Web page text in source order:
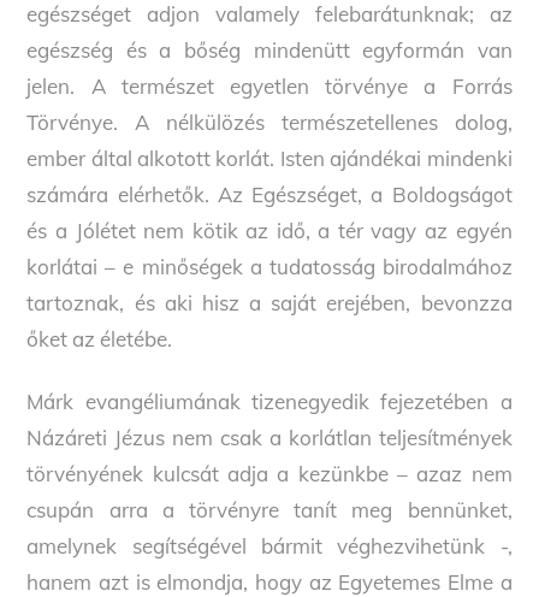
egészséget adjon valamely felebarátunknak; az
egészség és a bőség mindenütt egyformán van
jelen. A természet egyetlen törvénye a Forrás
Törvénye. A nélkülözés természetellenes dolog,
ember által alkotott korlát. Isten ajándékai mindenki
számára elérhetők. Az Egészséget, a Boldogságot
és a Jólétet nem kötik az idő, a tér vagy az egyén
korlátai – e minőségek a tudatosság birodalmához
tartoznak, és aki hisz a saját erejében, bevonzza
őket az életébe.
Márk evangéliumának tizenegyedik fejezetében a
Názáreti Jézus nem csak a korlátlan teljesítmények
törvényének kulcsát adja a kezünkbe – azaz nem
csupán arra a törvényre tanít meg bennünket,
amelynek segítségével bármit véghezvihetünk -,
hanem azt is elmondja, hogy az Egyetemes Elme a